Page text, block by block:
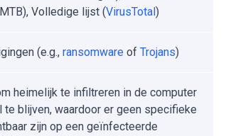
Volledige lijst (VirusTotal)
(e.g., ransomware of Trojans)
heimelijk te infiltreren in de computer
blijven, waardoor er geen specifieke
zijn op een geïnfecteerde